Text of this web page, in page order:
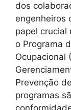
dos
engenheiros
papel crucial
o Programa
Ocupacional
Prevenção
programas